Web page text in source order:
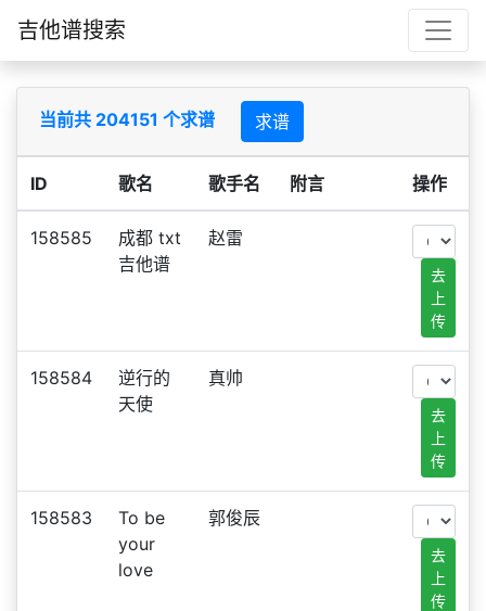
吉他谱搜索
当前共 204151 个求谱 求谱
ID 歌名 歌手名 附言 操作
158585
成都 txt
吉他谱
赵雷
去
上
传
158584
逆行的
天使
真帅
去
上
传
158583
To be
your
love
郭俊辰
去
上
传